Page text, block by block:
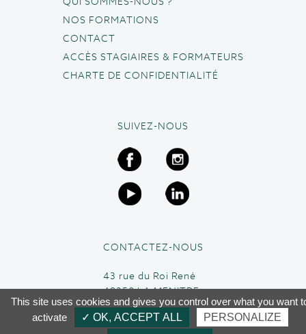
NOS FORMATIONS
CONTACT
ACCÈS STAGIAIRES & FORMATEURS
CHARTE DE CONFIDENTIALITÉ
SUIVEZ-NOUS
CONTACTEZ-NOUS
43 rue du Roi René
49250 LA MENITRE
02 41 45 63 95
This site uses cookies and gives you control over what you want
activate
✓ OK, ACCEPT ALL PERSONALIZE